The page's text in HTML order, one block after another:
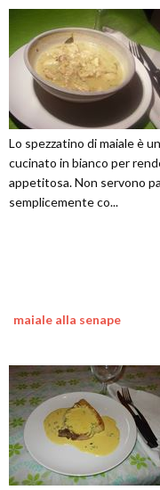
Lo spezzatino di maiale è
cucinato in bianco per
appetitosa. Non servono
semplicemente co...
maiale alla senape